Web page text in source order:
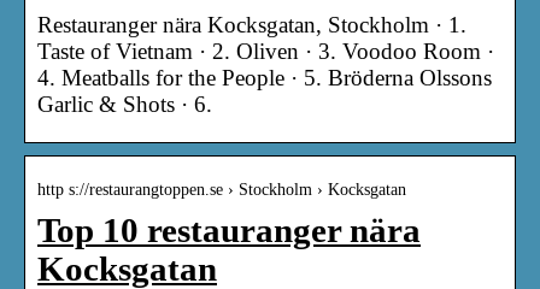
Restauranger nära Kocksgatan, Stockholm · 1.
Taste of Vietnam · 2. Oliven · 3. Voodoo Room ·
4. Meatballs for the People · 5. Bröderna Olssons
Garlic & Shots · 6.
http s://restaurangtoppen.se › Stockholm › Kocksgatan
Top 10 restauranger nära
Kocksgatan